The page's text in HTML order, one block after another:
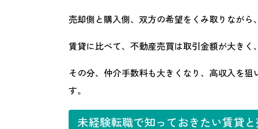
売却側と購入側、双方の希望をくみ取りながら
賃貸に比べて、不動産売買は取引金額が大きく
その分、仲介手数料も大きくなり、高収入を
す。
未経験転職で知っておきたい賃貸